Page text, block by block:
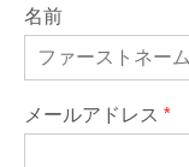
名前
メールアドレス *